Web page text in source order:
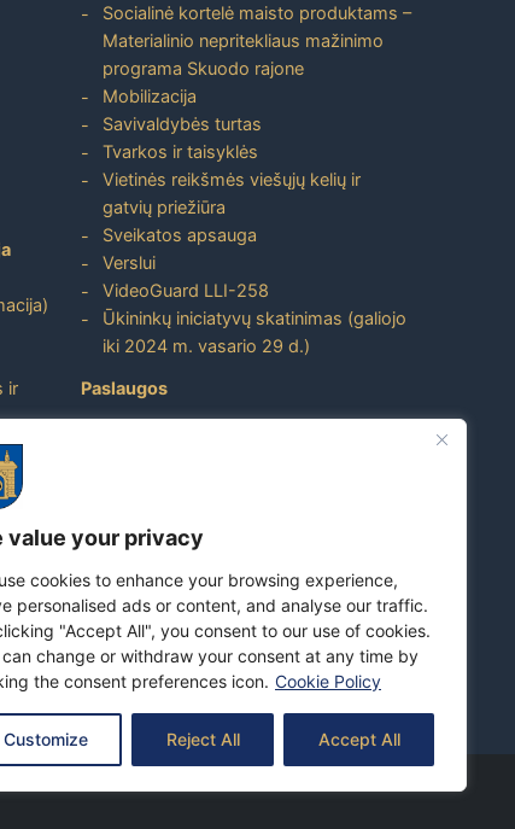
value your privacy
cookies to enhance your browsing experience,
personalised ads or content, and analyse our traffic.
"Accept All", you consent to our use of cookies.
can change or withdraw your consent at any time by
the consent preferences icon. Cookie Policy
Customize Reject All Accept All
ir
Socialinė kortelė maisto produktams –
Materialinio nepritekliaus mažinimo
programa Skuodo rajone
Mobilizacija
Savivaldybės turtas
Tvarkos ir taisyklės
Vietinės reikšmės viešųjų kelių ir
gatvių priežiūra
Sveikatos apsauga
Verslui
VideoGuard LLI-258
Ūkininkų iniciatyvų skatinimas (galiojo
iki 2024 m. vasario 29 d.)
Paslaugos
Apie savivaldybę
Skuodo rajono turizmo ir verslo
prekės ženklas
Susipažinkite su Skuodo rajono
savivaldybe